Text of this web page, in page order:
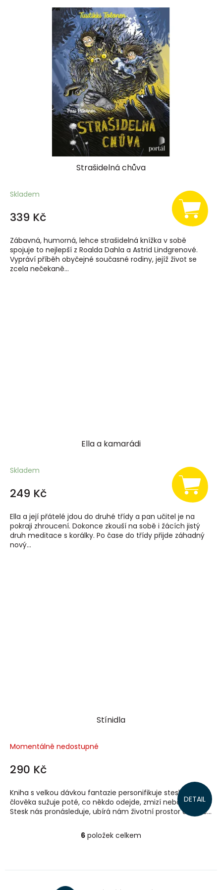
Strašidelná chůva
Skladem
339 Kč
Zábavná, humorná, lehce strašidelná knížka v sobě
spojuje to nejlepší z Roalda Dahla a Astrid Lindgrenové.
Vypráví příběh obyčejné současné rodiny, jejíž život se
zcela nečekaně...
Ella a kamarádi
Skladem
249 Kč
Ella a její přátelé jdou do druhé třídy a pan učitel je na
pokraji zhroucení. Dokonce zkouší na sobě i žácích jistý
druh meditace s korálky. Po čase do třídy přijde záhadný
nový...
Stínidla
Momentálně nedostupné
290 Kč
DETAIL
Kniha s velkou dávkou fantazie personifikuje stesk, který
člověka sužuje poté, co někdo odejde, zmizí nebo zemře.
Stesk nás pronásleduje, ubírá nám životní prostor a klade...
O
6 položek celkem